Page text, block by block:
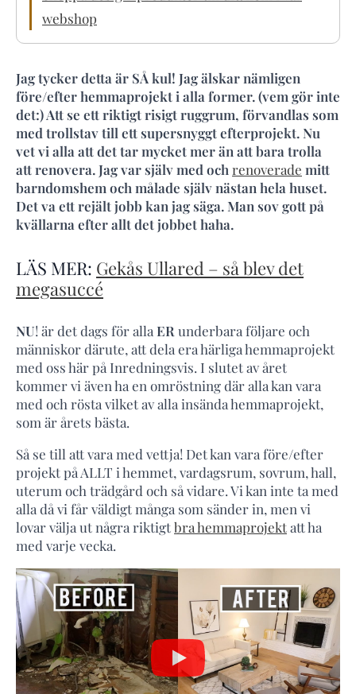
webshop
Jag tycker detta är SÅ kul! Jag älskar nämligen
före/efter hemmaprojekt i alla former. (vem gör inte
det:) Att se ett riktigt risigt ruggrum, förvandlas som
med trollstav till ett supersnyggt efterprojekt. Nu
vet vi alla att det tar mycket mer än att bara trolla
att renovera. Jag var själv med ochrenoverade mitt
barndomshem och målade själv nästan hela huset.
Det va ett rejält jobb kan jag säga. Man sov gott på
kvällarna efter allt det jobbet haha.
LÄS MER: Gekås Ullared – så blev det
megasuccé
NU! är det dags för alla ER underbara följare och
människor därute, att dela era härliga hemmaprojekt
med oss här på Inredningsvis. I slutet av året
kommer vi även ha en omröstning där alla kan vara
med och rösta vilket av alla insända hemmaprojekt,
som är årets bästa.
Så se till att vara med vettja! Det kan vara före/efter
projekt på ALLT i hemmet, vardagsrum, sovrum, hall,
uterum och trädgård och så vidare. Vi kan inte ta med
alla då vi får väldigt många som sänder in, men vi
lovar välja ut några riktigtbra hemmaprojektatt ha
med varje vecka.